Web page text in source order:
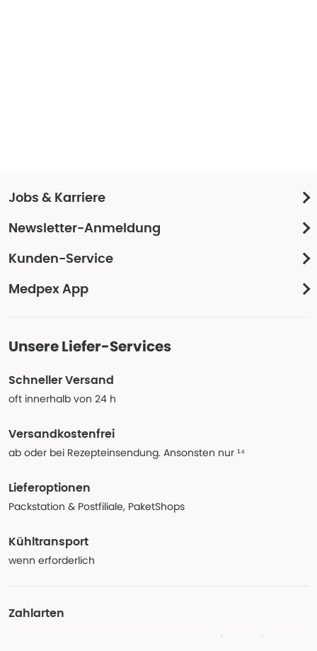
Jobs & Karriere
Newsletter-Anmeldung
Kunden-Service
Medpex App
Unsere Liefer-Services
Schneller Versand
oft innerhalb von 24 h
Versandkostenfrei
ab oder bei Rezepteinsendung. Ansonsten nur ¹⁴
Lieferoptionen
Packstation & Postfiliale, PaketShops
Kühltransport
wenn erforderlich
Zahlarten